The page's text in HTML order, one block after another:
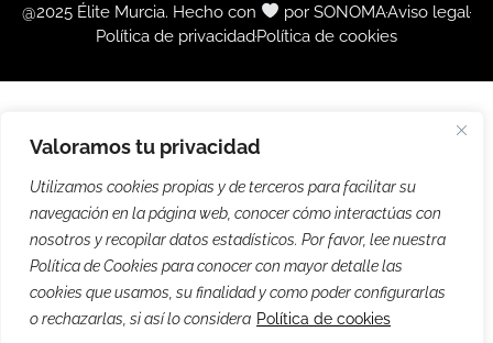
Valoramos tu privacidad
Utilizamos cookies propias y de terceros para facilitar su
navegación en la página web, conocer cómo interactúas con
nosotros y recopilar datos estadísticos. Por favor, lee nuestra
Política de Cookies para conocer con mayor detalle las
cookies que usamos, su finalidad y como poder configurarlas
o rechazarlas, si así lo considera Política de cookies
@2025 Élite Murcia. Hecho con por SONOMAAviso legal
Política de privacidadPolítica de cookies